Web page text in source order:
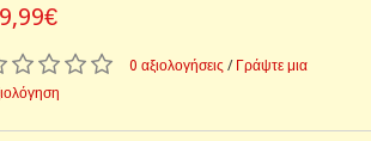
0 αξιολογήσεις / Γράψτε μια